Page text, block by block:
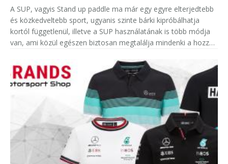
A SUP, vagyis Stand up paddle ma már egy egyre elterjedtebb
és közkedveltebb sport, ugyanis szinte bárki kipróbálhatja
kortól függetlenül, illetve a SUP használatának is több módja
van, ami közül egészen biztosan megtalálja mindenki a hozzá